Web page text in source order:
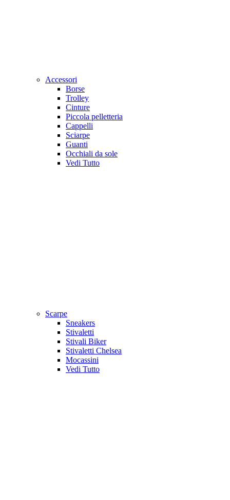
Accessori
Borse
Trolley
Cinture
Piccola pelletteria
Cappelli
Sciarpe
Guanti
Occhiali da sole
Vedi Tutto
Scarpe
Sneakers
Stivaletti
Stivali Biker
Stivaletti Chelsea
Mocassini
Vedi Tutto